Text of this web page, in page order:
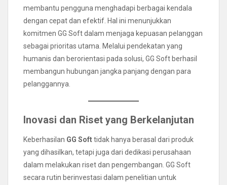
membantu pengguna menghadapi berbagai kendala
dengan cepat dan efektif. Hal ini menunjukkan
komitmen GG Soft dalam menjaga kepuasan pelanggan
sebagai prioritas utama. Melalui pendekatan yang
humanis dan berorientasi pada solusi, GG Soft berhasil
membangun hubungan jangka panjang dengan para
pelanggannya.
Inovasi dan Riset yang Berkelanjutan
Keberhasilan GG Softtidak hanya berasal dari produk
yang dihasilkan, tetapi juga dari dedikasi perusahaan
dalam melakukan riset dan pengembangan. GG Soft
secara rutin berinvestasi dalam penelitian untuk